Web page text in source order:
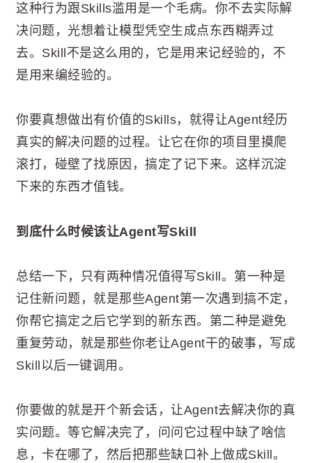
这种行为跟Skills滥用是一个毛病。你不去实际解
决问题，光想着让模型凭空生成点东西糊弄过
去。Skill不是这么用的，它是用来记经验的，不
是用来编经验的。
你要真想做出有价值的Skills，就得让Agent经历
真实的解决问题的过程。让它在你的项目里摸爬
滚打，碰壁了找原因，搞定了记下来。这样沉淀
下来的东西才值钱。
到底什么时候该让Agent写Skill
总结一下，只有两种情况值得写Skill。第一种是
记住新问题，就是那些Agent第一次遇到搞不定，
你帮它搞定之后它学到的新东西。第二种是避免
重复劳动，就是那些你老让Agent干的破事，写成
Skill以后一键调用。
你要做的就是开个新会话，让Agent去解决你的真
实问题。等它解决完了，问问它过程中缺了啥信
息，卡在哪了，然后把那些缺口补上做成Skill。